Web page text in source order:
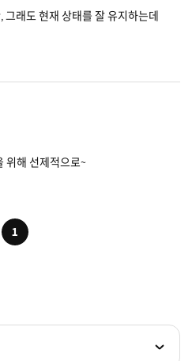
래도 현재 상태를 잘 유지하는데
위해 선제적으로~
1